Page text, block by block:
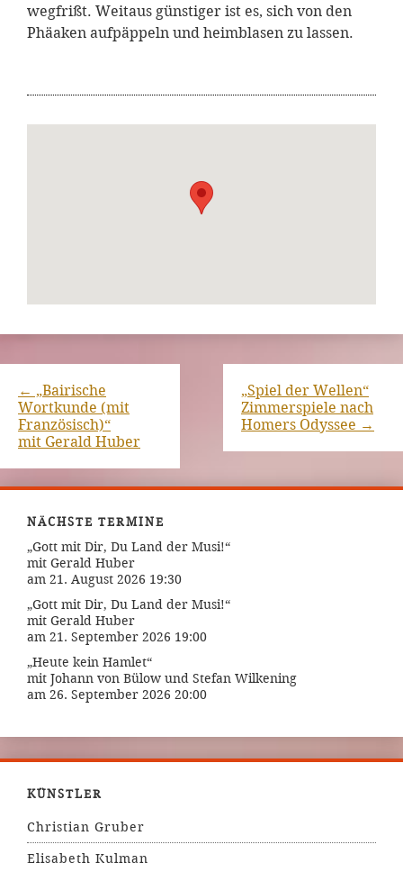
wegfrißt. Weitaus günstiger ist es, sich von den
Phäaken aufpäppeln und heimblasen zu lassen.
← „Bairische
Wortkunde (mit
Französisch)“
mit Gerald Huber
„Spiel der Wellen“
Zimmerspiele nach
Homers Odyssee →
NÄCHSTE TERMINE
„Gott mit Dir, Du Land der Musi!“
mit Gerald Huber
am 21. August 2026 19:30
„Gott mit Dir, Du Land der Musi!“
mit Gerald Huber
am 21. September 2026 19:00
„Heute kein Hamlet“
mit Johann von Bülow und Stefan Wilkening
am 26. September 2026 20:00
KÜNSTLER
Christian Gruber
Elisabeth Kulman